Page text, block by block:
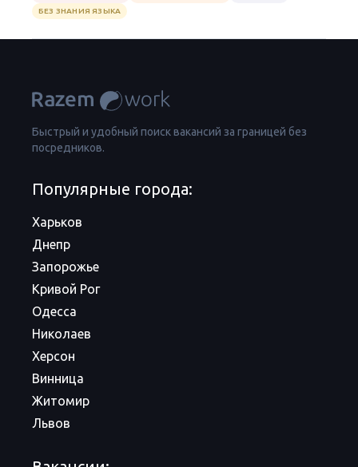
БЕЗ ЗНАНИЯ ЯЗЫКА
Быстрый и удобный поиск вакансий за границей без
посредников.
Популярные города:
Харьков
Днепр
Запорожье
Кривой Рог
Одесса
Николаев
Херсон
Винница
Житомир
Львов